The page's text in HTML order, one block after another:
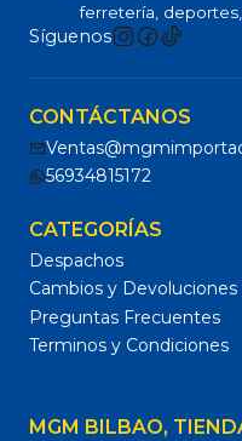
ferretería,
Síguenos
CONTÁCTANOS
56934815172
CATEGORÍAS
Despachos
Cambios y Devoluciones
Preguntas Frecuentes
Terminos y Condiciones
MGM BILBAO,